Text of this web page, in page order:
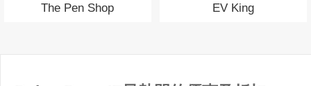
The Pen Shop EV King